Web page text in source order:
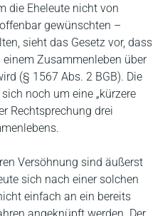
die Eheleute nicht von
gewünschten –
sieht das Gesetz vor, dass
Zusammenleben über
(§ 1567 Abs. 2 BGB). Die
noch um eine „kürzere
Rechtsprechung drei
Versöhnung sind äußerst
sich nach einer solchen
einfach an ein bereits